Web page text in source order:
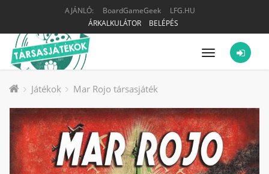
AJÁNLÓ: BoardGameGeek
LFG.HU
ÁRKALKULÁTOR
BELÉPÉS
Menü
Játékok Mar Rojo társasjáték